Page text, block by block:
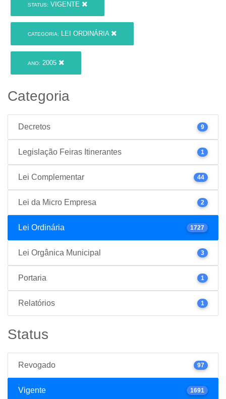
STATUS: VIGENTE
CATEGORIA: LEI ORDINÁRIA
ANO: 2005
Categoria
Decretos 9
Legislação Feiras Itinerantes 1
Lei Complementar 44
Lei da Micro Empresa 2
Lei Ordinária 1727
Lei Orgânica Municipal 3
Portaria 1
Relatórios 1
Status
Revogado 97
Vigente 1691